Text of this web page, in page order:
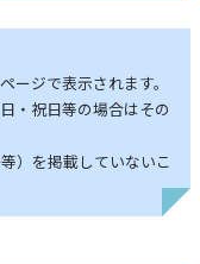
ージで表示されます。
・祝日等の場合はその
）を掲載していないこ